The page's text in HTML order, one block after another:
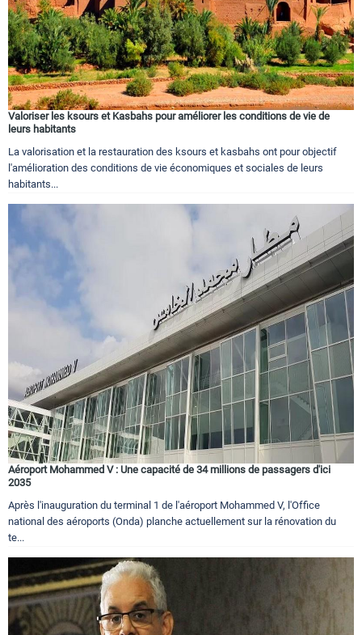
Valoriser les ksours et Kasbahs pour améliorer les conditions de vie de
leurs habitants
La valorisation et la restauration des ksours et kasbahs ont pour objectif
l'amélioration des conditions de vie économiques et sociales de leurs
habitants...
Aéroport Mohammed V : Une capacité de 34 millions de passagers d'ici
2035
Après l'inauguration du terminal 1 de l'aéroport Mohammed V, l'Office
national des aéroports (Onda) planche actuellement sur la rénovation du
te...